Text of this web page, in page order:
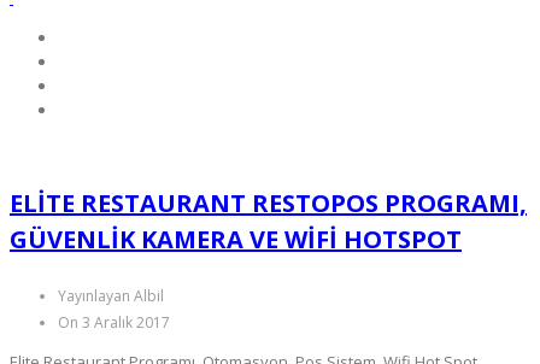
ELITE RESTAURANT RESTOPOS PROGRAMI,
GÜVENLIK KAMERA VE WIFI HOTSPOT
Yayınlayan Albil
On 3 Aralık 2017